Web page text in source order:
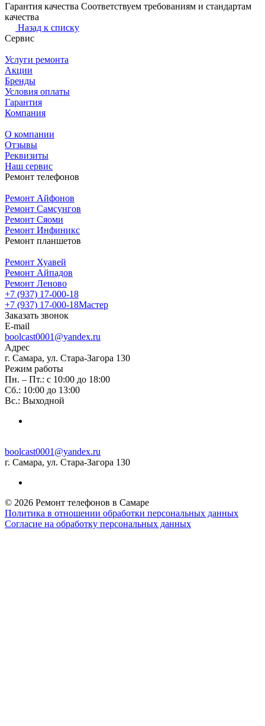
Гарантия качества Соответствуем требованиям и стандартам
качества
Назад к списку
Сервис
Услуги ремонта
Акции
Бренды
Условия оплаты
Гарантия
Компания
О компании
Отзывы
Реквизиты
Наш сервис
Ремонт телефонов
Ремонт Айфонов
Ремонт Самсунгов
Ремонт Сяоми
Ремонт Инфиникс
Ремонт планшетов
Ремонт Хуавей
Ремонт Айпадов
Ремонт Леново
+7 (937) 17-000-18
+7 (937) 17-000-18Мастер
Заказать звонок
E-mail
boolcast0001@yandex.ru
Адрес
г. Самара, ул. Стара-Загора 130
Режим работы
Пн. – Пт.: с 10:00 до 18:00
Сб.: 10:00 до 13:00
Вс.: Выходной
boolcast0001@yandex.ru
г. Самара, ул. Стара-Загора 130
© 2026 Ремонт телефонов в Самаре
Политика в отношении обработки персональных данных
Согласие на обработку персональных данных